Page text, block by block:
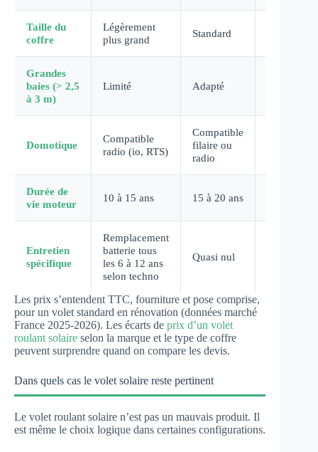
Taille du
coffre
Légèrement
plus grand
Standard
Grandes
baies (> 2,5
à 3 m)
Limité Adapté
Domotique
Compatible
radio (io, RTS)
Compatible
filaire ou
radio
Durée de
vie moteur
10 à 15 ans 15 à 20 ans
Entretien
spécifique
Remplacement
batterie tous
les 6 à 12 ans
selon techno
Quasi nul
Les prix s’entendent TTC, fourniture et pose comprise,
pour un volet standard en rénovation (données marché
France 2025-2026). Les écarts de prix d’un volet
roulant solaire selon la marque et le type de coffre
peuvent surprendre quand on compare les devis.
Dans quels cas le volet solaire reste pertinent
Le volet roulant solaire n’est pas un mauvais produit. Il
est même le choix logique dans certaines configurations.